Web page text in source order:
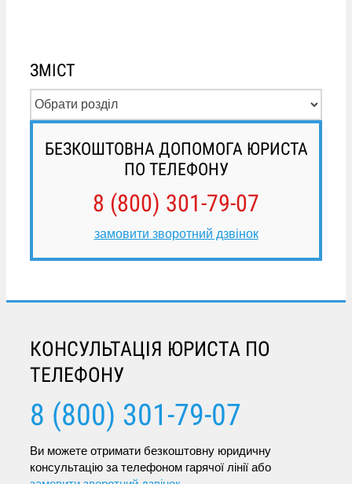
ЗМІСТ
БЕЗКОШТОВНА ДОПОМОГА ЮРИСТА
ПО ТЕЛЕФОНУ
8 (800) 301-79-07
замовити зворотний дзвінок
КОНСУЛЬТАЦІЯ ЮРИСТА ПО
ТЕЛЕФОНУ
8 (800) 301-79-07
Ви можете отримати безкоштовну юридичну
консультацію за телефоном гарячої лінії або